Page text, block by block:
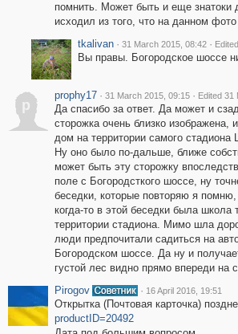
помнить. Может быть и еще знатоки
исходил из того, что на данном
tkalivan · 31 March 2015, 08:42 ·
Вы правы. Богородское шоссе
p
prophy17 · 31 March 2015, 09:15 · Edited 31
Да спасибо за ответ. Да может и
сторожка очень близко
дом на территории самого
Ну оно было по-дальше, ближе
может быть эту сторожку
поле с Богородсткого шоссе, ну
беседки, которые повторяю я
когда-то в этой беседки была
территории стадиона. Мимо шла
люди предпочитали садиться на
Богородском шоссе. Да ну и
густой лес видно прямо впереди на
Pirogov
· 16 April 2016, 19:51
Открытка (Почтовая карточка)
productID=20492